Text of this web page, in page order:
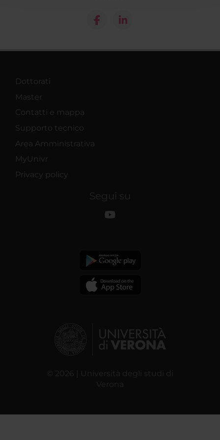
Dottorati
Master
Contatti e mappa
Supporto tecnico
Area Amministrativa
MyUnivr
Privacy policy
Segui su
© 2026 | Università degli studi di
Verona